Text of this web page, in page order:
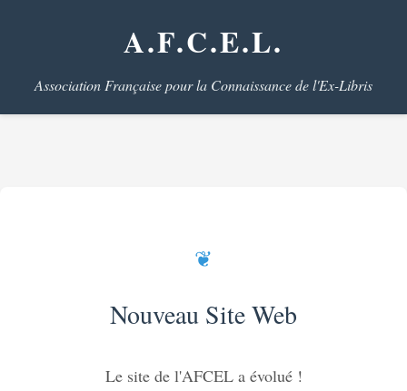
A.F.C.E.L.
Association Française pour la Connaissance de l'Ex-Libris
❦
Nouveau Site Web
Le site de l'AFCEL a évolué !